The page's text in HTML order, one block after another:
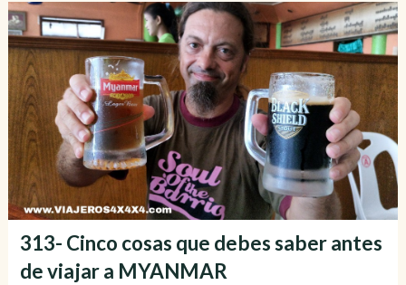
313- Cinco cosas que debes saber antes
de viajar a MYANMAR